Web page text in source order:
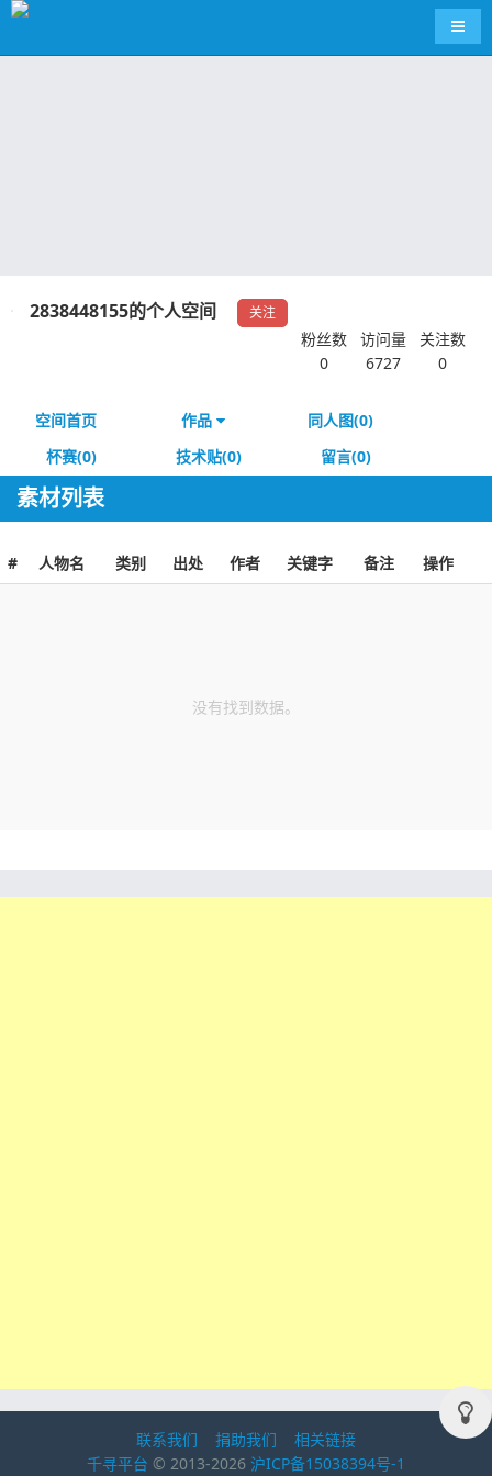
导航
2838448155的个人空间 关注
粉丝数
0
访问量
6727
关注数
0
空间首页 作品
同人图(0)
杯赛(0)
技术贴(0) 留言(0)
素材列表
# 人物名 类别 出处 作者 关键字 备注 操作
没有找到数据。
联系我们 捐助我们
相关链接
千寻平台 © 2013-2026 沪ICP备15038394号-1